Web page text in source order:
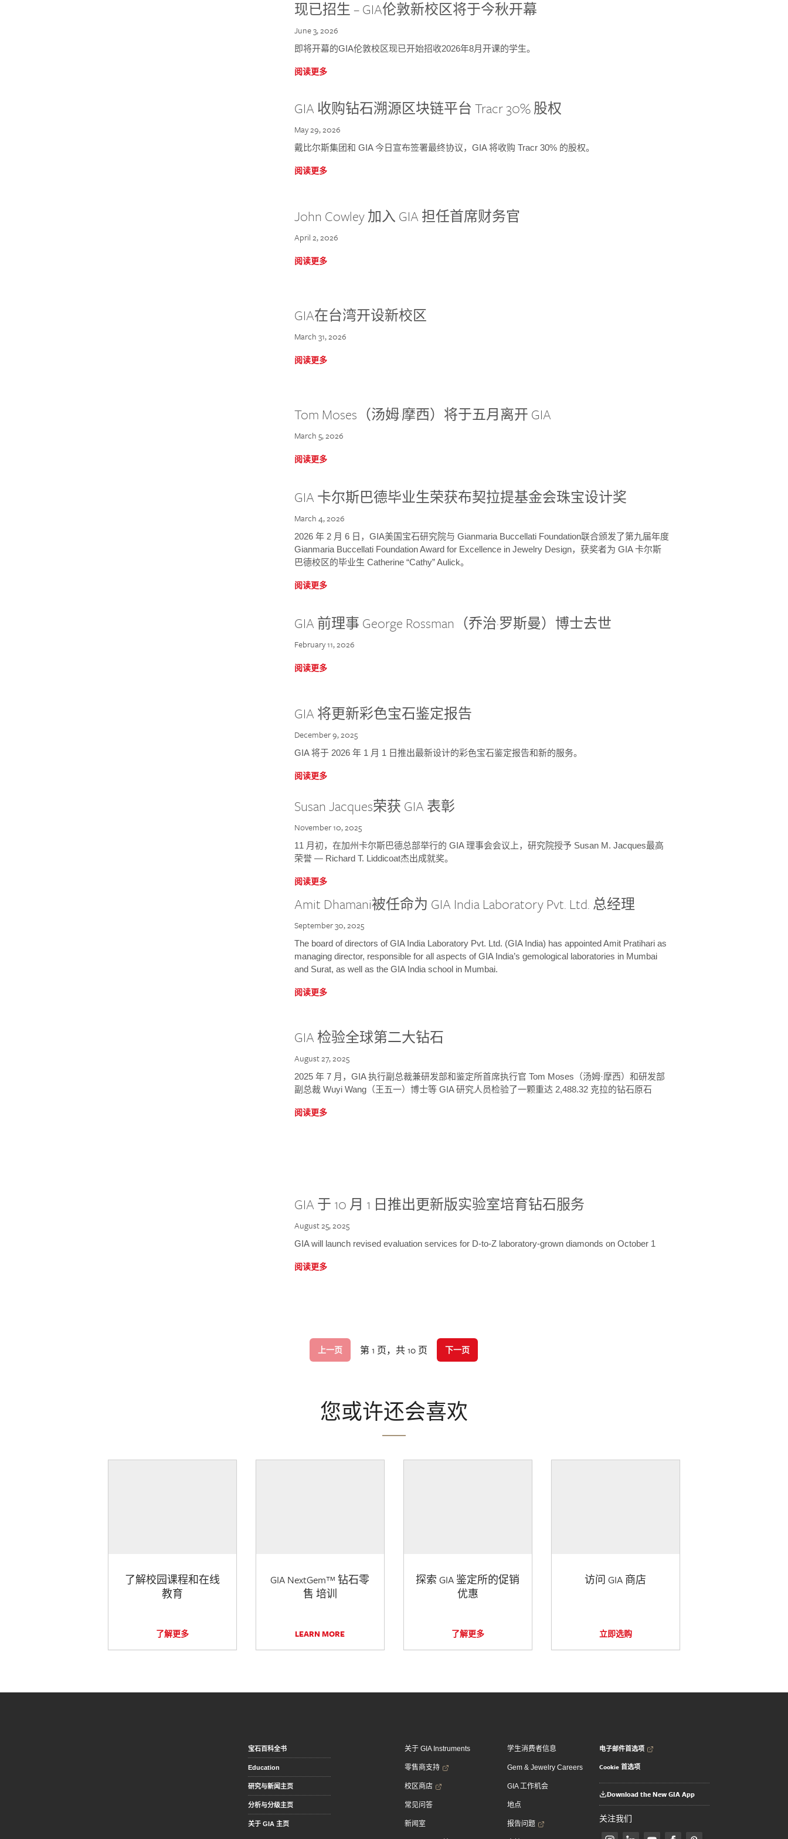
现已招生 – GIA伦敦新校区将于今秋开幕
June 3, 2026
即将开幕的GIA伦敦校区现已开始招收2026年8月开课的学生。
阅读更多
GIA 收购钻石溯源区块链平台 Tracr 30% 股权
May 29, 2026
戴比尔斯集团和 GIA 今日宣布签署最终协议，GIA 将收购 Tracr 30% 的股权。
阅读更多
John Cowley 加入 GIA 担任首席财务官
April 2, 2026
阅读更多
GIA在台湾开设新校区
March 31, 2026
阅读更多
Tom Moses（汤姆·摩西）将于五月离开 GIA
March 5, 2026
阅读更多
GIA 卡尔斯巴德毕业生荣获布契拉提基金会珠宝设计奖
March 4, 2026
2026 年 2 月 6 日，GIA美国宝石研究院与 Gianmaria Buccellati Foundation联合颁发了第九届年度
Gianmaria Buccellati Foundation Award for Excellence in Jewelry Design，获奖者为 GIA 卡尔斯
巴德校区的毕业生 Catherine “Cathy” Aulick。
阅读更多
GIA 前理事 George Rossman（乔治·罗斯曼）博士去世
February 11, 2026
阅读更多
GIA 将更新彩色宝石鉴定报告
December 9, 2025
GIA 将于 2026 年 1 月 1 日推出最新设计的彩色宝石鉴定报告和新的服务。
阅读更多
Susan Jacques荣获 GIA 表彰
November 10, 2025
11 月初，在加州卡尔斯巴德总部举行的 GIA 理事会会议上，研究院授予 Susan M. Jacques最高
荣誉 — Richard T. Liddicoat杰出成就奖。
阅读更多
Amit Dhamani被任命为 GIA India Laboratory Pvt. Ltd. 总经理
September 30, 2025
The board of directors of GIA India Laboratory Pvt. Ltd. (GIA India) has appointed Amit Pratihari as
managing director, responsible for all aspects of GIA India’s gemological laboratories in Mumbai
and Surat, as well as the GIA India school in Mumbai.
阅读更多
GIA 检验全球第二大钻石
August 27, 2025
2025 年 7 月，GIA 执行副总裁兼研发部和鉴定所首席执行官 Tom Moses（汤姆·摩西）和研发部
副总裁 Wuyi Wang（王五一）博士等 GIA 研究人员检验了一颗重达 2,488.32 克拉的钻石原石
阅读更多
GIA 于 10 月 1 日推出更新版实验室培育钻石服务
August 25, 2025
GIA will launch revised evaluation services for D-to-Z laboratory-grown diamonds on October 1
阅读更多
上一页 第 1 页，共 10 页 下一页
您或许还会喜欢
了解校园课程和在线
教育
了解更多
GIA NextGem™ 钻石零
售 培训
LEARN MORE
探索 GIA 鉴定所的促销
优惠
了解更多
访问 GIA 商店
立即选购
宝石百科全书
Education
研究与新闻主页
分析与分级主页
关于 GIA 主页
关于 GIA Instruments
零售商支持
校区商店
常见问答
新闻室
学生消费者信息
Gem & Jewelry Careers
GIA 工作机会
地点
报告问题
电子邮件首选项
Cookie 首选项
Download the New GIA App
关注我们